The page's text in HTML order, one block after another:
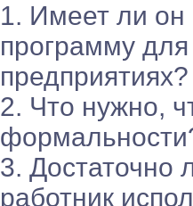
1. Имеет ли он
программу для
предприятиях?
2. Что нужно,
3. Достаточно
работник